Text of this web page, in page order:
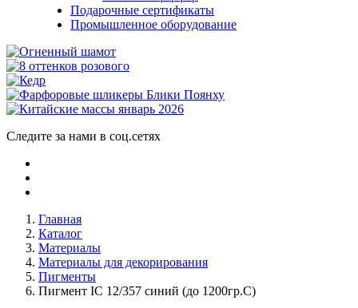
Подарочные сертификаты
Промышленное оборудование
Следите за нами в соц.сетях
Главная
Каталог
Материалы
Материалы для декорирования
Пигменты
Пигмент IC 12/357 синий (до 1200гр.С)